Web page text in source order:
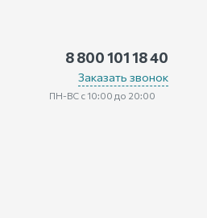
8 800 101 18 40
Заказать звонок
ПН-ВС с 10:00 до 20:00